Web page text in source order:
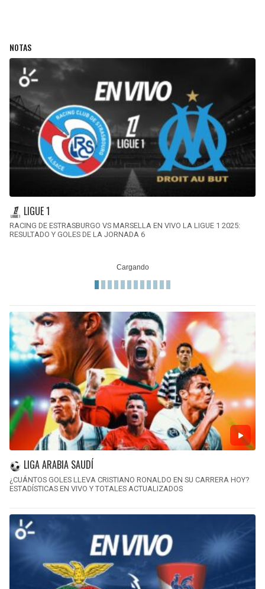
NOTAS
LIGUE 1
RACING DE ESTRASBURGO VS MARSELLA EN VIVO LA LIGUE 1 2025:
RESULTADO Y GOLES DE LA JORNADA 6
LIGA ARABIA SAUDÍ
¿CUÁNTOS GOLES LLEVA CRISTIANO RONALDO EN SU CARRERA HOY?
ESTADÍSTICAS EN VIVO Y TOTALES ACTUALIZADOS